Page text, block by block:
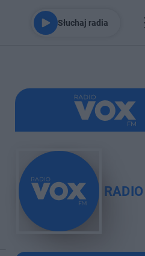
Słuchaj radia